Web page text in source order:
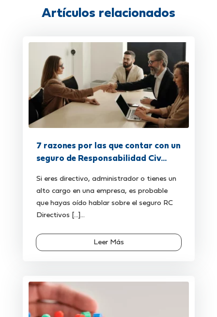
Artículos relacionados
7 razones por las que contar con un
seguro de Responsabilidad Civ...
Si eres directivo, administrador o tienes un
alto cargo en una empresa, es probable
que hayas oído hablar sobre el seguro RC
Directivos [...]...
Leer Más